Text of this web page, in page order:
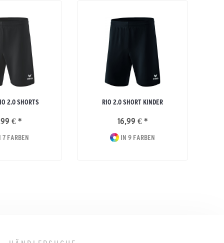
2.0 SHORTS
€ *
FARBEN
RIO 2.0 SHORT KINDER
16,99 € *
IN 9 FARBEN